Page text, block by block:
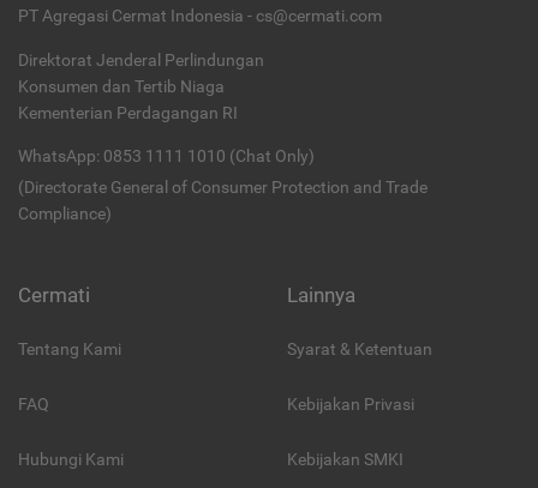
PT Agregasi Cermat Indonesia - cs@cermati.com
Direktorat Jenderal Perlindungan
Konsumen dan Tertib Niaga
Kementerian Perdagangan RI
WhatsApp: 0853 1111 1010 (Chat Only)
(Directorate General of Consumer Protection and Trade
Compliance)
Cermati
Tentang Kami
FAQ
Hubungi Kami
Lainnya
Syarat & Ketentuan
Kebijakan Privasi
Kebijakan SMKI